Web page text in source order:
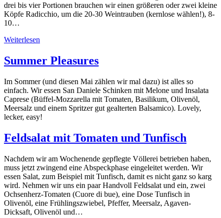
drei bis vier Portionen brauchen wir einen größeren oder zwei kleine
Köpfe Radicchio, um die 20-30 Weintrauben (kernlose wählen!), 8-
10…
Weiterlesen
Summer Pleasures
Im Sommer (und diesen Mai zählen wir mal dazu) ist alles so
einfach. Wir essen San Daniele Schinken mit Melone und Insalata
Caprese (Büffel-Mozzarella mit Tomaten, Basilikum, Olivenöl,
Meersalz und einem Spritzer gut gealterten Balsamico). Lovely,
lecker, easy!
Feldsalat mit Tomaten und Tunfisch
Nachdem wir am Wochenende gepflegte Völlerei betrieben haben,
muss jetzt zwingend eine Abspeckphase eingeleitet werden. Wir
essen Salat, zum Beispiel mit Tunfisch, damit es nicht ganz so karg
wird. Nehmen wir uns ein paar Handvoll Feldsalat und ein, zwei
Ochsenherz-Tomaten (Cuore di bue), eine Dose Tunfisch in
Olivenöl, eine Frühlingszwiebel, Pfeffer, Meersalz, Agaven-
Dicksaft, Olivenöl und…